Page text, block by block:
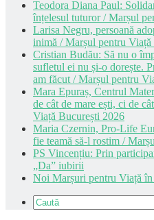
Teodora Diana Paul:
înțelesul tuturor / Marșul
Larisa Negru, persoană
inimă / Marșul pentru
Cristian Budău: Să nu o
sufletul ei nu și-o dorește.
am făcut / Marșul pentru
Mara Epuraș, Centrul
de cât de mare ești, ci de
Viață București 2026
Maria Czernin, Pro-Life
fie teamă să-l rostim /
PS Vincențiu: Prin
„Da” iubirii
Noi Marșuri pentru Viață